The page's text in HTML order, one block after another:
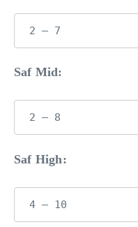
Saf Mid:
Saf High: